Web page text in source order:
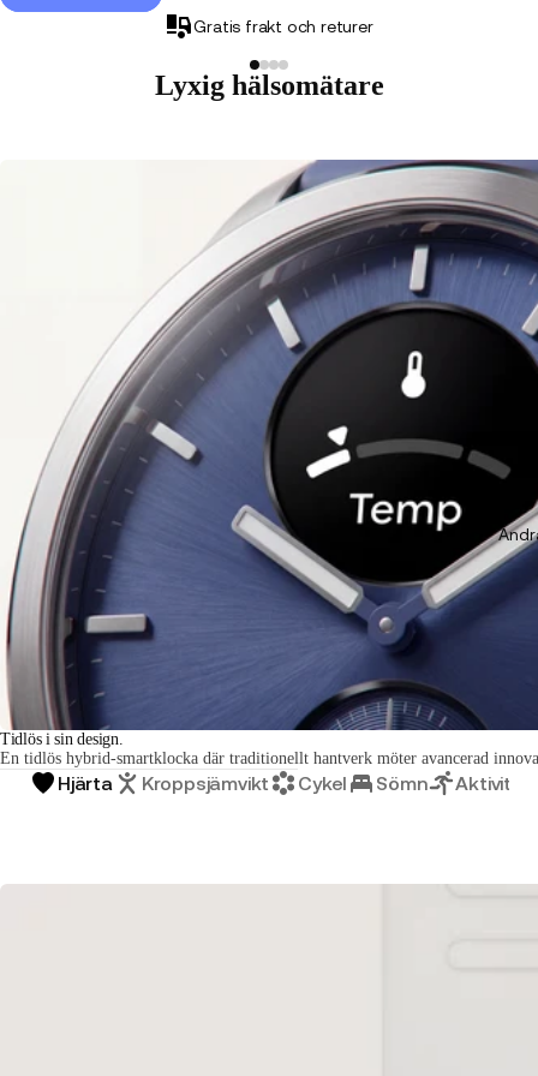
Gratis frakt och returer
Lyxig hälsomätare
Tidlös i sin design.
En tidlös hybrid-smartklocka där traditionellt hantverk möter avancerad
Hjärta Kroppsjämvikt Cykel Sömn Aktivitet